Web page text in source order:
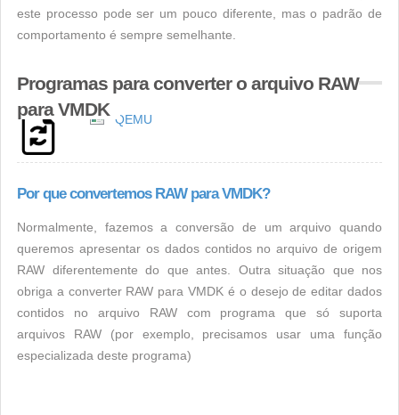
este processo pode ser um pouco diferente, mas o padrão de
comportamento é sempre semelhante.
Programas para converter o arquivo RAW
para VMDK QEMU
Por que convertemos RAW para VMDK?
Normalmente, fazemos a conversão de um arquivo quando
queremos apresentar os dados contidos no arquivo de origem
RAW diferentemente do que antes. Outra situação que nos
obriga a converter RAW para VMDK é o desejo de editar dados
contidos no arquivo RAW com programa que só suporta
arquivos RAW (por exemplo, precisamos usar uma função
especializada deste programa)